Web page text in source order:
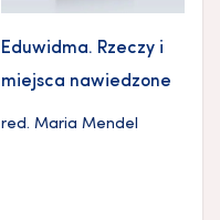
Eduwidma. Rzeczy i
miejsca nawiedzone
red. Maria Mendel